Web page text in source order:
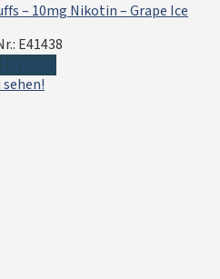
– 10mg Nikotin – Grape Ice
E41438